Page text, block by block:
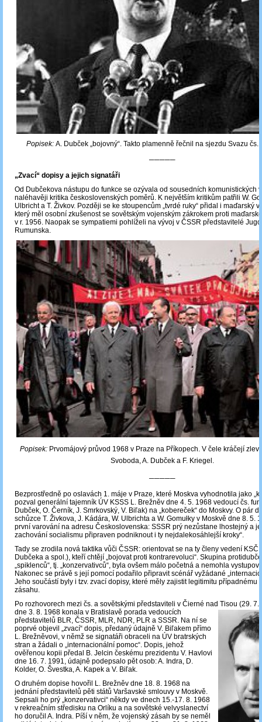
Popisek: A. Dubček „bojovný“. Takto plamenně řečnil na sjezdu Svazu čs.
─────
„Zvací“ dopisy a jejich signatáři
Od Dubčekova nástupu do funkce se ozývala od sousedních komunistických
naléhavěji kritika československých poměrů. K největším kritikům patřili W.
Ulbricht a T. Živkov. Později se ke stoupencům „tvrdé ruky“ přidal i maďarský
který měl osobní zkušenost se sovětským vojenským zákrokem proti
v r. 1956. Naopak se sympatiemi pohlíželi na vývoj v ČSSR představitelé
Rumunska.
Popisek: Prvomájový průvod 1968 v Praze na Příkopech. V čele kráčejí
Svoboda, A. Dubček a F. Kriegel.
─────
Bezprostředně po oslavách 1. máje v Praze, které Moskva vyhodnotila jako
pozval generální tajemník ÚV KSSS L. Brežněv dne 4. 5. 1968 vedoucí čs.
Dubček, O. Černík, J. Smrkovský, V. Biľak) na „kobereček“ do Moskvy. O pár
schůzce T. Živkova, J. Kádára, W. Ulbrichta a W. Gomułky v Moskvě dne 8. 5.
první varování na adresu Československa: SSSR prý nezůstane lhostejný a je
zachování socialismu připraven podniknout i ty nejdalekosáhlejší kroky“.
Tady se zrodila nová taktika vůči ČSSR: orientovat se na ty členy vedení KSČ
Dubčeka a spol.), kteří chtějí „bojovat proti kontrarevoluci“. Skupina
„spiklenců“, tj. „konzervativců“, byla ovšem málo početná a nemohla
Nakonec se právě s její pomocí podařilo připravit scénář vyžádané
Jeho součástí byly i tzv. zvací dopisy, které měly zajistit legitimitu případnému
zásahu.
Po rozhovorech mezi čs. a sovětskými představiteli v Čierné nad Tisou (29. 7.
dne 3. 8. 1968 konala v Bratislavě porada vedoucích
představitelů BLR, ČSSR, MLR, NDR, PLR a SSSR. Na ní se
poprvé objevil „zvací“ dopis, předaný údajně V. Biľakem přímo
L. Brežněvovi, v němž se signatáři obraceli na ÚV bratrských
stran a žádali o „internacionální pomoc“. Dopis, jehož
ověřenou kopii předal B. Jelcin českému prezidentu V. Havlovi
dne 16. 7. 1991, údajně podepsalo pět osob: A. Indra, D.
Kolder, O. Švestka, A. Kapek a V. Biľak.
O druhém dopise hovořil L. Brežněv dne 18. 8. 1968 na
jednání představitelů pěti států Varšavské smlouvy v Moskvě.
Sepsali ho prý „konzervativci“ někdy ve dnech 15.-17. 8. 1968
v rekreačním středisku na Orlíku a na sovětské velvyslanectví
ho doručil A. Indra. Píší v něm, že vojenský zásah by se neměl